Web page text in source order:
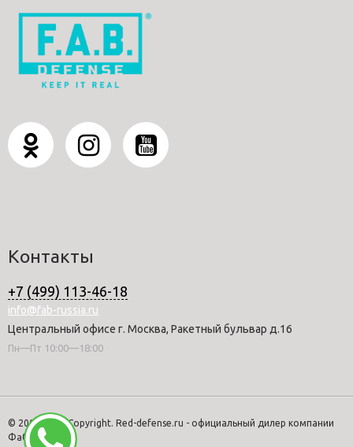
Контакты
+7 (499) 113-46-18
info@fab-russia.ru
Центральный офисе г. Москва, Ракетный бульвар д.16
Пн—Пт 10:00—18:00
© 2008-2026 Copyright. Red-defense.ru - официальный дилер компании
Фаб-Дефенс